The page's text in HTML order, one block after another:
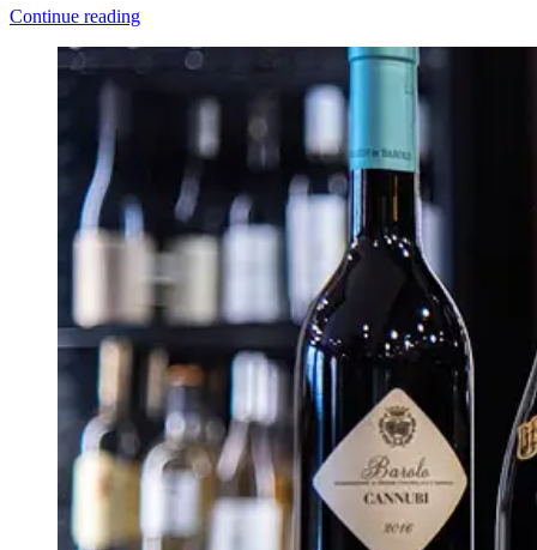
Continue reading